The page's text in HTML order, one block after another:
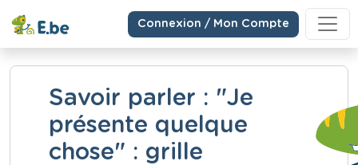
Connexion / Mon Compte
Savoir parler : "Je
présente quelque
chose" : grille